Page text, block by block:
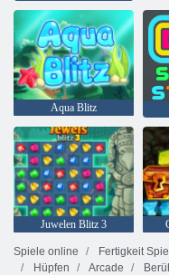
Aqua Blitz
Juwelen Blitz 3
Spiele online
Fertigkeit
Hüpfen
Arcade